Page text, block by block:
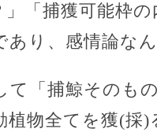
「捕獲可能枠
り、感情論な
「捕鯨そのも
物全てを獲(採